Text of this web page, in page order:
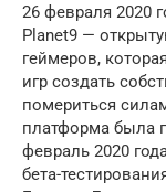
26 февраля 2020
Planet9 —
геймеров,
игр создать
помериться
платформа была
февраль 2020
бета-